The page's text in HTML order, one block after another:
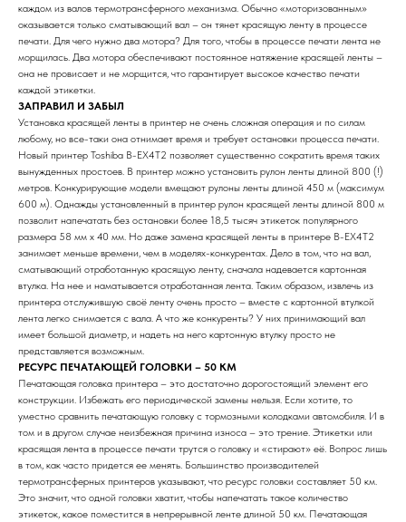
каждом из валов термотрансферного механизма. Обычно «моторизованным»
оказывается только сматывающий вал – он тянет красящую ленту в процессе
печати. Для чего нужно два мотора? Для того, чтобы в процессе печати лента не
морщилась. Два мотора обеспечивают постоянное натяжение красящей ленты –
она не провисает и не морщится, что гарантирует высокое качество печати
каждой этикетки.
ЗАПРАВИЛ И ЗАБЫЛ
Установка красящей ленты в принтер не очень сложная операция и по силам
любому, но все-таки она отнимает время и требует остановки процесса печати.
Новый принтер Toshiba B-EX4T2 позволяет существенно сократить время таких
вынужденных простоев. В принтер можно установить рулон ленты длиной 800 (!)
метров. Конкурирующие модели вмещают рулоны ленты длиной 450 м (максимум
600 м). Однажды установленный в принтер рулон красящей ленты длиной 800 м
позволит напечатать без остановки более 18,5 тысяч этикеток популярного
размера 58 мм х 40 мм. Но даже замена красящей ленты в принтере B-EX4T2
занимает меньше времени, чем в моделях-конкурентах. Дело в том, что на вал,
сматывающий отработанную красящую ленту, сначала надевается картонная
втулка. На нее и наматывается отработанная лента. Таким образом, извлечь из
принтера отслужившую своё ленту очень просто – вместе с картонной втулкой
лента легко снимается с вала. А что же конкуренты? У них принимающий вал
имеет большой диаметр, и надеть на него картонную втулку просто не
представляется возможным.
РЕСУРС ПЕЧАТАЮЩЕЙ ГОЛОВКИ – 50 КМ
Печатающая головка принтера – это достаточно дорогостоящий элемент его
конструкции. Избежать его периодической замены нельзя. Если хотите, то
уместно сравнить печатающую головку с тормозными колодками автомобиля. И в
том и в другом случае неизбежная причина износа – это трение. Этикетки или
красящая лента в процессе печати трутся о головку и «стирают» её. Вопрос лишь
в том, как часто придется ее менять. Большинство производителей
термотрансферных принтеров указывают, что ресурс головки составляет 50 км.
Это значит, что одной головки хватит, чтобы напечатать такое количество
этикеток, какое поместится в непрерывной ленте длиной 50 км. Печатающая